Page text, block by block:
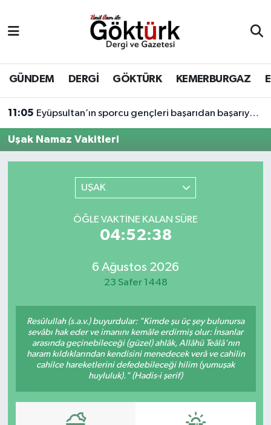
GÜNDEM DERGİ GÖKTÜRK KEMERBURGAZ
11:05 Eyüpsultan’ın sporcu gençleri başarıdan başarıya koşuyor.
Uşak Namaz Vakitleri
UŞAK
ÖĞLE VAKTINE KALAN SÜRE
04:52:38
6 Ağustos 2026
23 Safer 1448
Resûlullah (s.a.v.) buyurdular: "Kimde şu üç şey bulunursa
sevâbı hak eder ve imanını kemâle erdirmiş olur: İnsanlar
arasında geçinebileceği (güzel) ahlâk, Allâhü Teâlâ'nın
haram kıldıklarından kendisini menedecek verâ ve cahilin
cahilce hareketlerini defedebileceği hilim (yumuşak
huyluluk)." (Hadis-i şerif)
BİLİM
DERGİ
DÜNYA
EKONOMİ
KÜLTÜR - SANAT
MAGAZİN
SAĞLIK
Eyüpsultan Hava Durumu
Eyüpsultan Trafik Yoğunluk Haritası
Süper Lig Puan Durumu ve Fikstür
Tüm Manşetler
Haber Arşivi